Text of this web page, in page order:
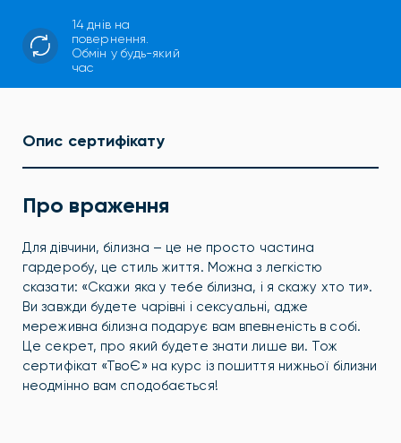
14 днів на
повернення.
Обмін у будь-який
час
Опис сертифікату
Про враження
Для дівчини, білизна – це не просто частина
гардеробу, це стиль життя. Можна з легкістю
сказати: «Скажи яка у тебе білизна, і я скажу хто ти».
Ви завжди будете чарівні і сексуальні, адже
мереживна білизна подарує вам впевненість в собі.
Це секрет, про який будете знати лише ви. Тож
сертифікат «ТвоЄ» на курс із пошиття нижньої білизни
неодмінно вам сподобається!